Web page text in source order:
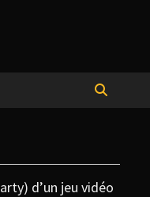
d’un jeu vidéo